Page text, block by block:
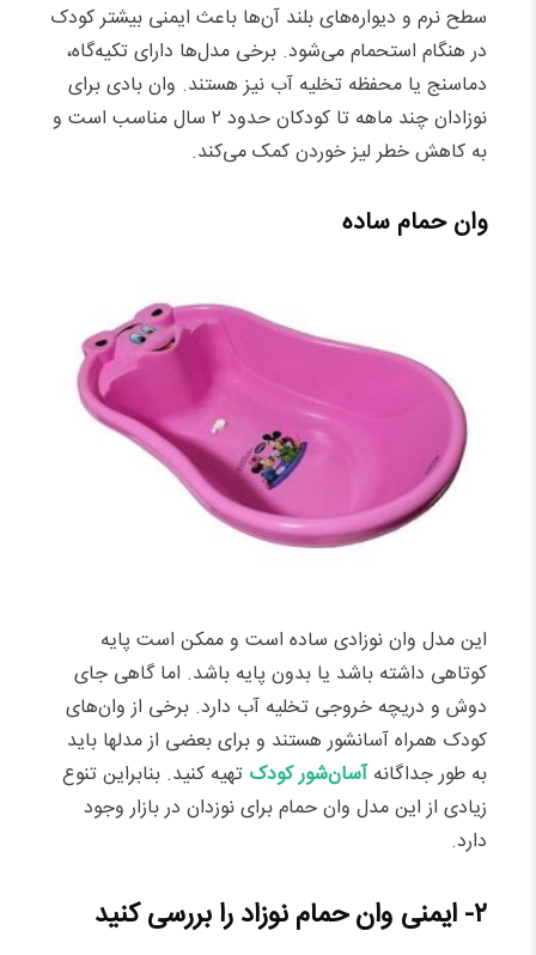
سطح نرم و دیواره‌های بلند آن‌ها باعث ایمنی بیشتر کودک
در هنگام استحمام می‌شود. برخی مدل‌ها دارای تکیه‌گاه،
دماسنج یا محفظه تخلیه آب نیز هستند. وان بادی برای
نوزادان چند ماهه تا کودکان حدود ۲ سال مناسب است و
به کاهش خطر لیز خوردن کمک می‌کند.
وان حمام ساده
این مدل وان نوزادی ساده است و ممکن است پایه
کوتاهی داشته باشد یا بدون پایه باشد. اما گاهی جای
دوش و دریچه خروجی تخلیه آب دارد. برخی از وان‌های
کودک همراه آسانشور هستند و برای بعضی از مدلها باید
به طور جداگانهآسان‌شور کودک تهیه کنید. بنابراین تنوع
زیادی از این مدل وان حمام برای نوزدان در بازار وجود
دارد.
۲- ایمنی وان حمام نوزاد را بررسی کنید